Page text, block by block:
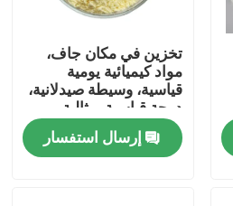
تخزين في مكان جاف،
مواد كيميائية يومية
قياسية، وسيطة صيدلانية،
درجة قياسية، مثالية
للتصنيع والمختبر
إرسال استفسار